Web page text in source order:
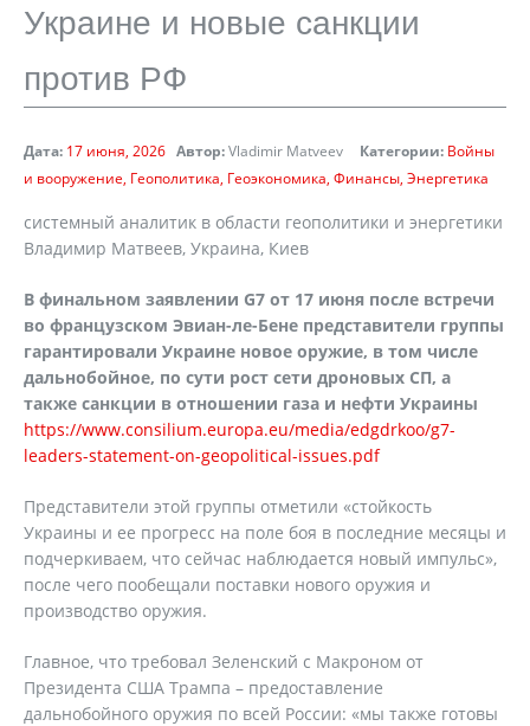
Украине и новые санкции
против РФ
Дата: 17 июня, 2026 Автор:Vladimir Matveev Категории: Войны
и вооружение Геополитика Геоэкономика Финансы Энергетика
cистемный аналитик в области геополитики и энергетики
Владимир Матвеев, Украина, Киев
В финальном заявлении G7 от 17 июня после встречи
во французском Эвиан-ле-Бене представители группы
гарантировали Украине новое оружие, в том числе
дальнобойное, по сути рост сети дроновых СП, а
также санкции в отношении газа и нефти Украины
https://www.consilium.europa.eu/media/edgdrkoo/g7-
leaders-statement-on-geopolitical-issues.pdf
Представители этой группы отметили «стойкость
Украины и ее прогресс на поле боя в последние месяцы и
подчеркиваем, что сейчас наблюдается новый импульс»,
после чего пообещали поставки нового оружия и
производство оружия.
Главное, что требовал Зеленский с Макроном от
Президента США Трампа – предоставление
дальнобойного оружия по всей России: «мы также готовы